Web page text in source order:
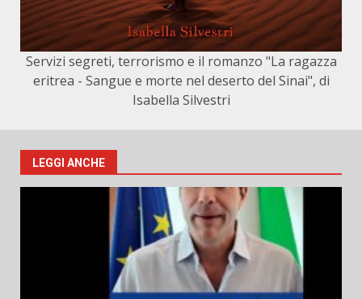
Servizi segreti, terrorismo e il romanzo "La ragazza
eritrea - Sangue e morte nel deserto del Sinai", di
Isabella Silvestri
LEGGI ANCHE